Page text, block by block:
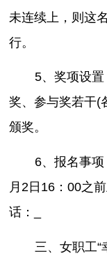
未连续上，则这
行。
5、奖项设
奖、参与奖若干(
颁奖。
6、报名事
月2日16：00之
话：_
三、女职工“